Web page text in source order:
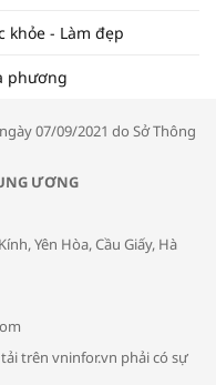
tiến thương mại: Khơi
phòng tránh bệnh
trong thời tiết giao mùa
khỏe - Làm đẹp
phương
07/09/2021 do Sở Thông
ƯƠNG
Yên Hòa, Cầu Giấy, Hà
trên vninfor.vn phải có sự